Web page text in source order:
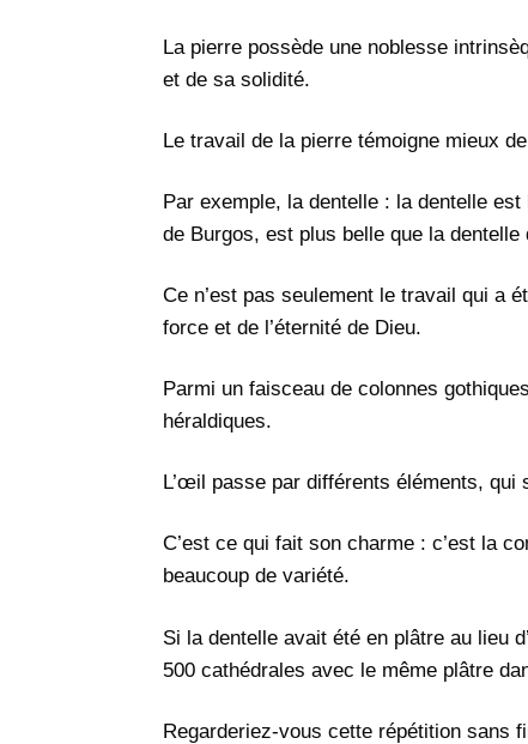
La pierre possède une noblesse
et de sa solidité.
Le travail de la pierre témoigne mieux
Par exemple, la dentelle : la dentelle
de Burgos, est plus belle que la
Ce n’est pas seulement le travail qui a
force et de l’éternité de Dieu.
Parmi un faisceau de colonnes
héraldiques.
L’œil passe par différents éléments,
C’est ce qui fait son charme : c’est la
beaucoup de variété.
Si la dentelle avait été en plâtre au lieu
500 cathédrales avec le même plâtre
Regarderiez-vous cette répétition sans